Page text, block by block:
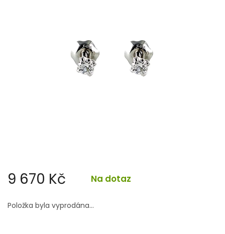
9 670 Kč Na dotaz
cena:
Položka byla vyprodána…